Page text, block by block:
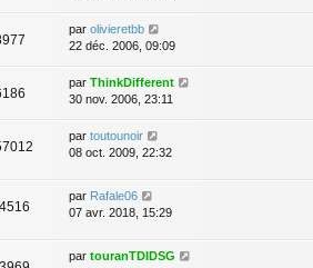
par olivieretbb
22 déc. 2006, 09:09
par ThinkDifferent
30 nov. 2006, 23:11
par toutounoir
08 oct. 2009, 22:32
par Rafale06
07 avr. 2018, 15:29
par touranTDIDSG